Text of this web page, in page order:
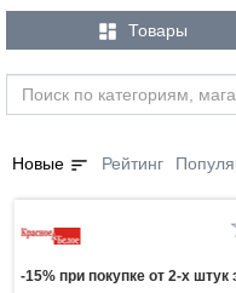
 Товары
Новые sort Рейтинг